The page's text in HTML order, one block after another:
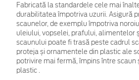
Fabricată la standardele cele mai
durabilitatea împotriva uzurii. Asigură
scaunelor, de exemplu împotriva
uleiului, vopselei, prafului, alimentelor
scaunului poate fi trasă peste cadrul
proteja și ornamentele din plastic ale
potrivire mai fermă, împins între scaun
plastic